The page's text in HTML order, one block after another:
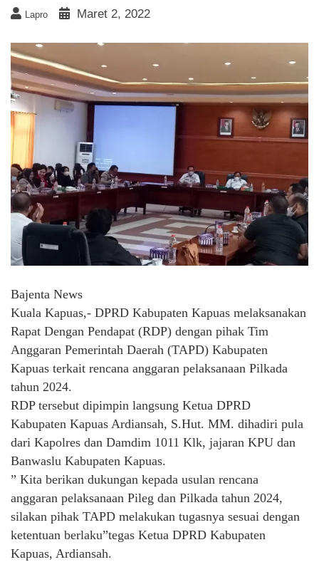
Lapro Maret 2, 2022
Bajenta News
Kuala Kapuas,- DPRD Kabupaten Kapuas melaksanakan
Rapat Dengan Pendapat (RDP) dengan pihak Tim
Anggaran Pemerintah Daerah (TAPD) Kabupaten
Kapuas terkait rencana anggaran pelaksanaan Pilkada
tahun 2024.
RDP tersebut dipimpin langsung Ketua DPRD
Kabupaten Kapuas Ardiansah, S.Hut. MM. dihadiri pula
dari Kapolres dan Damdim 1011 Klk, jajaran KPU dan
Banwaslu Kabupaten Kapuas.
” Kita berikan dukungan kepada usulan rencana
anggaran pelaksanaan Pileg dan Pilkada tahun 2024,
silakan pihak TAPD melakukan tugasnya sesuai dengan
ketentuan berlaku”tegas Ketua DPRD Kabupaten
Kapuas, Ardiansah.